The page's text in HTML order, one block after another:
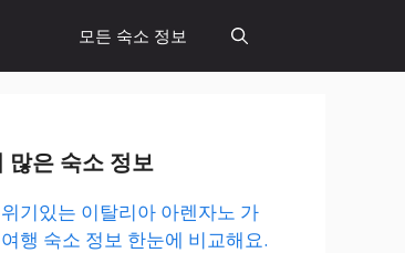
모든 숙소 정보
많은 숙소 정보
기있는 이탈리아 아렌자노 가
행 숙소 정보 한눈에 비교해요.